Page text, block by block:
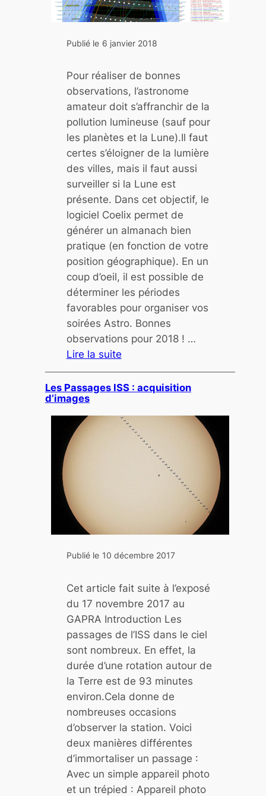
r
s
e
p
j
e
t
i
e
i
@
m
Publié le 6 janvier 2018
Pour réaliser de bonnes
observations, l’astronome
amateur doit s’affranchir de la
pollution lumineuse (sauf pour
les planètes et la Lune).Il faut
certes s’éloigner de la lumière
des villes, mais il faut aussi
surveiller si la Lune est
présente. Dans cet objectif, le
logiciel Coelix permet de
générer un almanach bien
pratique (en fonction de votre
position géographique). En un
coup d’oeil, il est possible de
déterminer les périodes
favorables pour organiser vos
soirées Astro. Bonnes
observations pour 2018 ! …
Lire la suite
:
A
m
8
o
u
r
l
’
A
s
t
r
o
n
o
m
i
Les Passages ISS : acquisition
d’images
Publié le 10 décembre 2017
Cet article fait suite à l’exposé
du 17 novembre 2017 au
GAPRA Introduction Les
passages de l’ISS dans le ciel
sont nombreux. En effet, la
durée d’une rotation autour de
la Terre est de 93 minutes
environ.Cela donne de
nombreuses occasions
d’observer la station. Voici
deux manières différentes
d’immortaliser un passage :
Avec un simple appareil photo
et un trépied : Appareil photo